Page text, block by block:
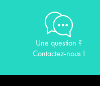
Une question ?
Contactez-nous !